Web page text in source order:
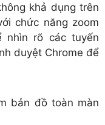
khả dụng trên
chức năng zoom
nhìn rõ các tuyến
duyệt Chrome để
bản đồ toàn màn